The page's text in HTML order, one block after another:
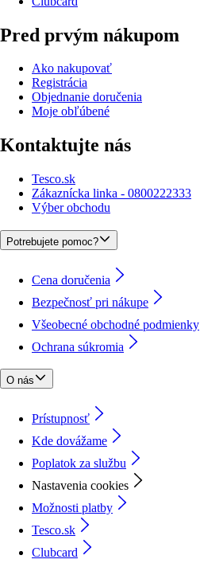
Pred prvým nákupom
Ako nakupovať
Registrácia
Objednanie doručenia
Moje obľúbené
Kontaktujte nás
Tesco.sk
Zákaznícka linka - 0800222333
Výber obchodu
Potrebujete pomoc?
Cena doručenia
Bezpečnosť pri nákupe
Všeobecné obchodné podmienky
Ochrana súkromia
O nás
Prístupnosť
Kde dovážame
Poplatok za službu
Nastavenia cookies
Možnosti platby
Tesco.sk
Clubcard